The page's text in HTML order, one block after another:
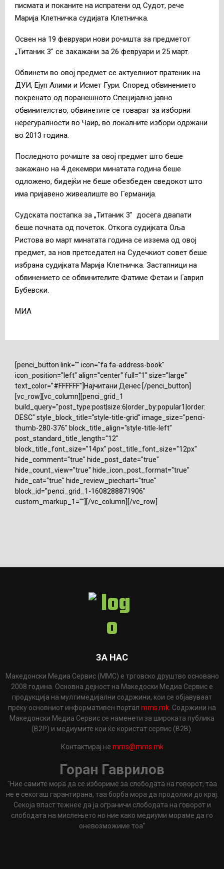
писмата и поканите на испратени од Судот, рече
Марија Клетничка судијата Клетничка.
Освен на 19 февруари нови рочишта за предметот
„Титаник 3″ се закажани за 26 февруари и 25 март.
Обвинети во овој предмет се актуелниот пратеник на
ДУИ, Ејуп Алими и Исмет Гури. Според обвинението
покренато од поранешното Специјално јавно
обвинителство, обвинетите се товарат за изборни
нерегуралности во Чаир, во локалните избори одржани
во 2013 година.
Последното рочиште за овој предмет што беше
закажано на 4 декември минатата година беше
одложено, бидејќи не беше обезбеден сведокот што
има пријавено живеалиште во Германија.
Судската постапка за „Титаник 3″ досега двапати
беше почната од почеток. Откога судијката Оља
Ристова во март минатата година се иззема од овој
предмет, за нов претседател на Судечкиот совет беше
избрана судијката Марија Клетничка. Застапници на
обвинението се обвинителите Фатиме Фетаи и Гаврил
Бубевски.
МИА
[penci_button link="" icon="fa fa-address-book"
icon_position="left" align="center" full="1" size="large"
text_color="#FFFFFF"]Најчитани Денес [/penci_button]
[vc_row][vc_column][penci_grid_1
build_query="post_type:post|size:6|order_by:popular1|order:
DESC" style_block_title="style-title-grid" image_size="penci-
thumb-280-376" block_title_align="style-title-left"
post_standard_title_length="12"
block_title_font_size="14px" post_title_font_size="12px"
hide_comment="true" hide_post_date="true"
hide_count_view="true" hide_icon_post_format="true"
hide_cat="true" hide_review_piechart="true"
block_id="penci_grid_1-1608288871906"
custom_markup_1=""][/vc_column][/vc_row]
ЗА НАС
Македонски Медиа Сервис (ММС) е трговско друштво основано
2008 година. Основна дејност на Македоски Медиа Сервис е
продукција на мултимедијални содржини, кои се објавуваат
преку основниот информативен портал mms.mk . Содржини на
Македонски Медиа Сервис се наменети за широката публика
(B2P) и медиумите кои ќе користат сервис (B2B).
Контактирај не mms@mms.mk
Горан Гаврилов
"Ние самите мора да се избориме за слободата на говорот, таа
не е секогаш гарантирана, таа борба мора да продолжи до крај.
Секоја власт тежнее да ја ограничи слободата на говорот и
слободата на мислењето но ние како медиуми мораме да го
оневозможиме тоа"